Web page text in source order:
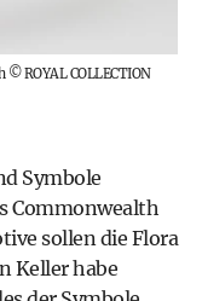
©ROYAL COLLECTION
Symbole
Commonwealth
sollen die Flora
Keller habe